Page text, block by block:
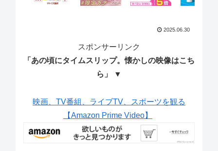
2025.06.30
スポンサーリンク
「あの頃にタイムスリップ。懐かしの映像はこち
ら」 ▼
映画、TV番組、ライブTV、スポーツを観る
【Amazon Prime Video】